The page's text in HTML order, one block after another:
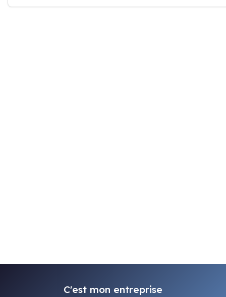
C'est mon entreprise